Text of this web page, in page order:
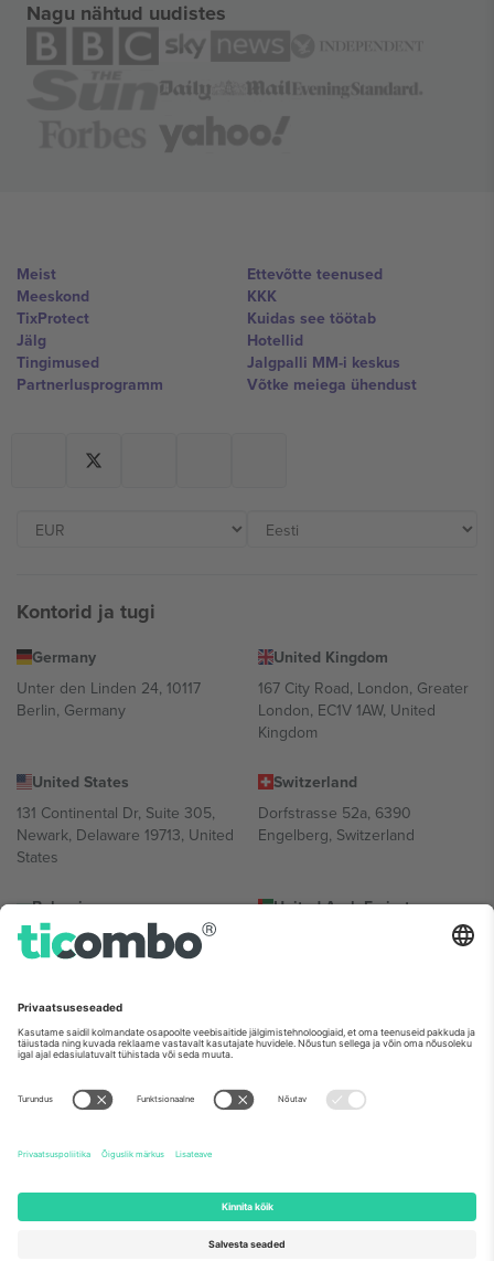
Nagu nähtud uudistes
Meist
Meeskond
TixProtect
Jälg
Tingimused
Partnerlusprogramm
Ettevõtte teenused
KKK
Kuidas see töötab
Hotellid
Jalgpalli MM-i keskus
Võtke meiega ühendust
Kontorid ja tugi
Germany
Unter den Linden 24, 10117
Berlin, Germany
United Kingdom
167 City Road, London, Greater
London, EC1V 1AW, United
Kingdom
United States
131 Continental Dr, Suite 305,
Newark, Delaware 19713, United
States
Switzerland
Dorfstrasse 52a, 6390
Engelberg, Switzerland
Bulgaria
Regus Sofia City West, bul
Totleben 53-55, 1606 Sofia,
United Arab Emirates
UAE Dubai Silicon Oasis, DDP
Mexico
Av Chapultepec 360, Roma
Norte, Cuauhtémoc, 06700
Ciudad de México, CDMX,
sündmusest ja/või domeenist. Detailide jaoks vaata konkreetse
sündmuse lehte, impressumit ja tingimusi.,
2026 Ticombo. Kõik õigused kaitstud.